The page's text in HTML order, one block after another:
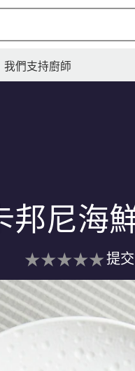
我們支持廚師
邦尼海
没
有
为
这
个
提